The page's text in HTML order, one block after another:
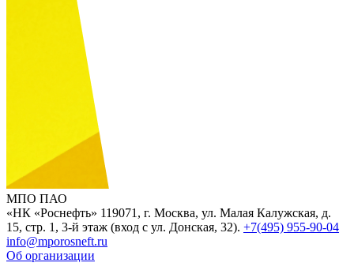
МПО ПАО
«НК «Роснефть» 119071, г. Москва, ул. Малая Калужская, д.
15, стр. 1, 3-й этаж (вход с ул. Донская, 32). +7(495) 955-90-04
info@mporosneft.ru
Об организации